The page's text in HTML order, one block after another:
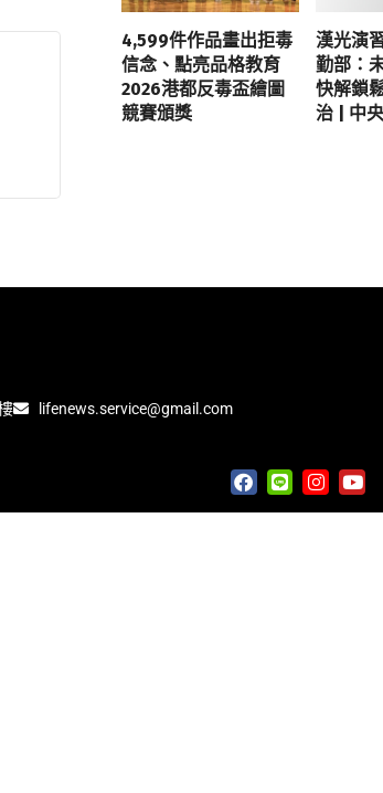
4,599件作品畫出拒毒
信念、點亮品格教育
2026港都反毒盃繪圖
競賽頒獎
漢光演
勤部：
快解鎖
治 | 中
lifenews.service@gmail.com